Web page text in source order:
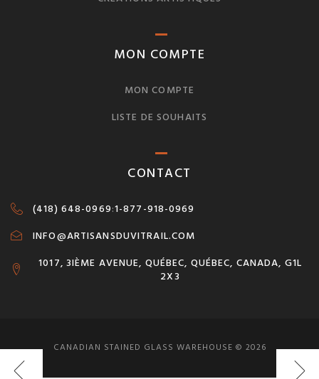
MON COMPTE
MON COMPTE
LISTE DE SOUHAITS
CONTACT
(418) 648-0969:1-877-918-0969
INFO@ARTISANSDUVITRAIL.COM
1017, 3IÈME AVENUE, QUÉBEC, QUÉBEC, CANADA, G1L
2X3
CANADIAN STAINED GLASS WAREHOUSE © 2026